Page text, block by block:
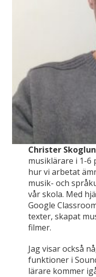
Christer
musiklärare i 1-6
hur vi arbetat
musik- och
vår skola. Med
Google
texter, skapat
filmer.
Jag visar också
funktioner i
lärare kommer